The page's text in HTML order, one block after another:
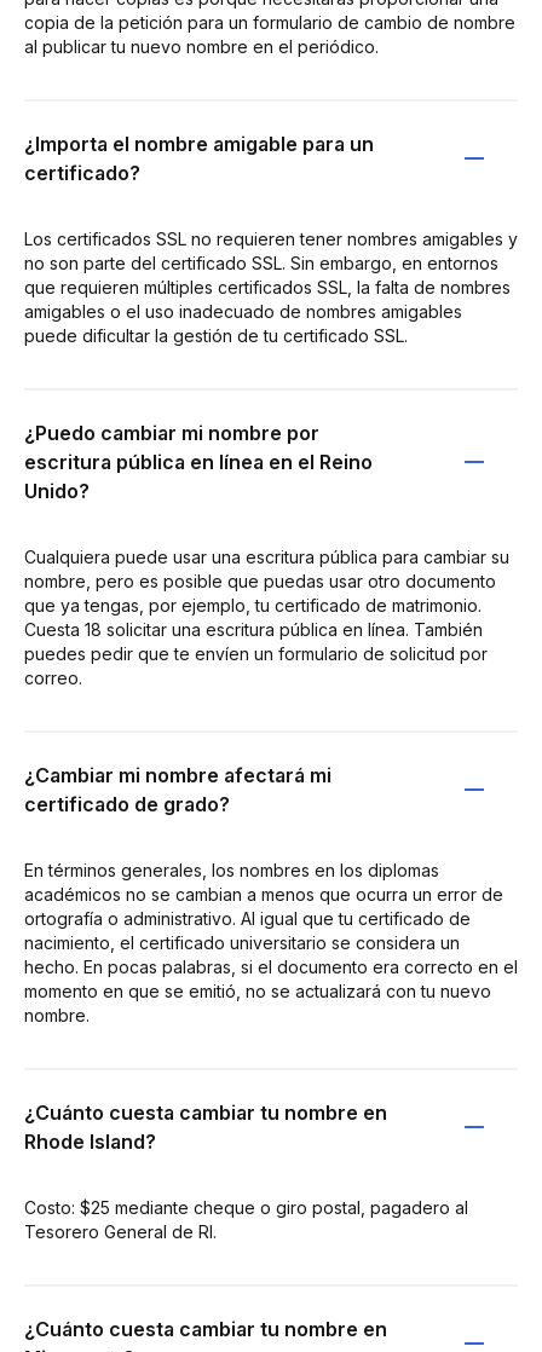
copia de la petición para un formulario de cambio de nombre
al publicar tu nuevo nombre en el periódico.
¿Importa el nombre amigable para un
certificado?
Los certificados SSL no requieren tener nombres amigables y
no son parte del certificado SSL. Sin embargo, en entornos
que requieren múltiples certificados SSL, la falta de nombres
amigables o el uso inadecuado de nombres amigables
puede dificultar la gestión de tu certificado SSL.
¿Puedo cambiar mi nombre por
escritura pública en línea en el Reino
Unido?
Cualquiera puede usar una escritura pública para cambiar su
nombre, pero es posible que puedas usar otro documento
que ya tengas, por ejemplo, tu certificado de matrimonio.
Cuesta 18 solicitar una escritura pública en línea. También
puedes pedir que te envíen un formulario de solicitud por
correo.
¿Cambiar mi nombre afectará mi
certificado de grado?
En términos generales, los nombres en los diplomas
académicos no se cambian a menos que ocurra un error de
ortografía o administrativo. Al igual que tu certificado de
nacimiento, el certificado universitario se considera un
hecho. En pocas palabras, si el documento era correcto en el
momento en que se emitió, no se actualizará con tu nuevo
nombre.
¿Cuánto cuesta cambiar tu nombre en
Rhode Island?
Costo: $25 mediante cheque o giro postal, pagadero al
Tesorero General de RI.
¿Cuánto cuesta cambiar tu nombre en